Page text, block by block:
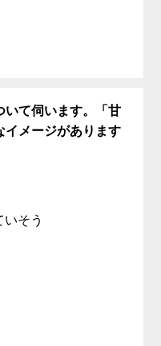
いて伺います。「甘
イメージがあります
そう